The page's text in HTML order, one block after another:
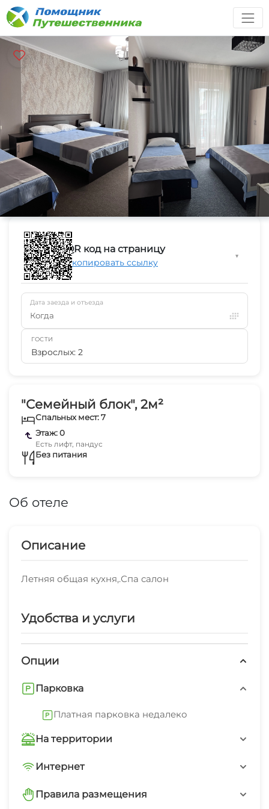
"Семейный блок", 2м²
Спальных мест: 7
Этаж: 0
Есть лифт, пандус
Без питания
Об отеле
Описание
Летняя общая кухня,.Спа салон
Удобства и услуги
Опции
Парковка
Платная парковка недалеко
На территории
Трансфер платно
Интернет Wi-Fi
Интернет
Wi-Fi интернет на всей территории
Правила размещения
QR код на страницу
Скопировать ссылку
▼
Дата заезда и отъезда
Когда
ГОСТИ
Взрослых: 2